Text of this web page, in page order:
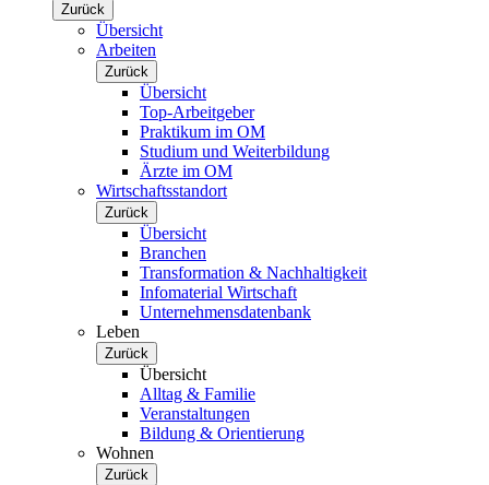
Zurück
Übersicht
Arbeiten
Zurück
Übersicht
Top-Arbeitgeber
Praktikum im OM
Studium und Weiterbildung
Ärzte im OM
Wirtschaftsstandort
Zurück
Übersicht
Branchen
Transformation & Nachhaltigkeit
Infomaterial Wirtschaft
Unternehmensdatenbank
Leben
Zurück
Übersicht
Alltag & Familie
Veranstaltungen
Bildung & Orientierung
Wohnen
Zurück